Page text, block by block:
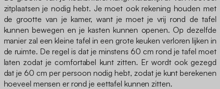
zitplaatsen je nodig hebt. Je moet ook rekening houden met
de grootte van je kamer, want je moet je vrij rond de tafel
kunnen bewegen en je kasten kunnen openen. Op dezelfde
manier zal een kleine tafel in een grote keuken verloren lijken in
de ruimte. De regel is dat je minstens 60 cm rond je tafel moet
laten zodat je comfortabel kunt zitten. Er wordt ook gezegd
dat je 60 cm per persoon nodig hebt, zodat je kunt berekenen
hoeveel mensen er rond je eettafel kunnen zitten.